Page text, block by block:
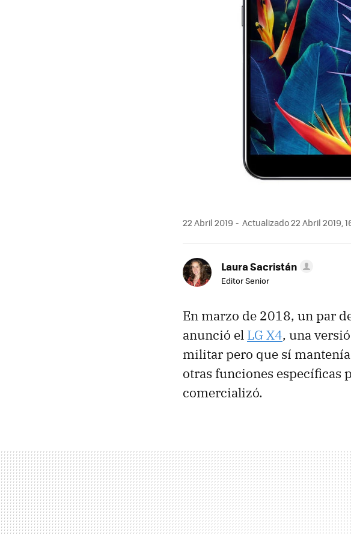
22 Abril 2019 Actualizado 22 Abril 2019,
Laura Sacristán
Editor Senior
En marzo de 2018, un par
anunció el LG X4, una
militar pero que sí
otras funciones específicas
comercializó.